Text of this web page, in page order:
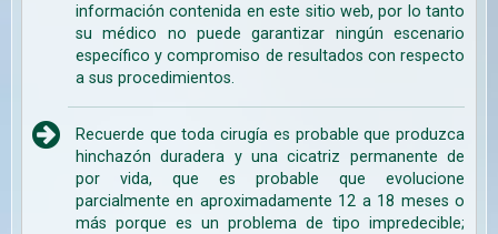
información contenida en este sitio web, por lo tanto
su médico no puede garantizar ningún escenario
específico y compromiso de resultados con respecto
a sus procedimientos.
Recuerde que toda cirugía es probable que produzca
hinchazón duradera y una cicatriz permanente de
por vida, que es probable que evolucione
parcialmente en aproximadamente 12 a 18 meses o
más porque es un problema de tipo impredecible;